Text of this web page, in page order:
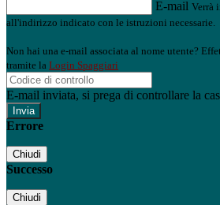
E-mail Verrà
all'indirizzo indicato con le istruzioni necessarie.
Non hai una e-mail associata al nome utente?
tramite la Login Spaggiari
E-mail inviata, si prega di controllare la
Errore
Chiudi
Successo
Chiudi